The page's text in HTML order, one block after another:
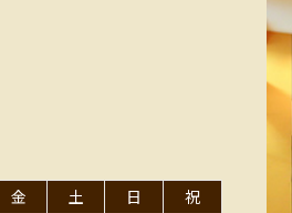
金 土 日
祝